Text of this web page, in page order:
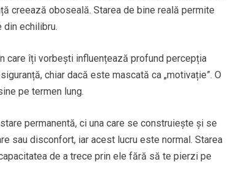
creează oboseală. Starea de bine reală permite
echilibru.
care îți vorbești influențează profund percepția
chiar dacă este mascată ca „motivație”. O
pe termen lung.
permanentă, ci una care se construiește și se
sau disconfort, iar acest lucru este normal. Starea
de a trece prin ele fără să te pierzi pe